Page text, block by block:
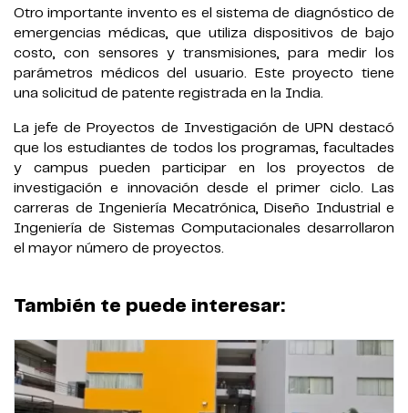
Otro importante invento es el sistema de diagnóstico de
emergencias médicas, que utiliza dispositivos de bajo
costo, con sensores y transmisiones, para medir los
parámetros médicos del usuario. Este proyecto tiene
una solicitud de patente registrada en la India.
La jefe de Proyectos de Investigación de UPN destacó
que los estudiantes de todos los programas, facultades
y campus pueden participar en los proyectos de
investigación e innovación desde el primer ciclo. Las
carreras de Ingeniería Mecatrónica, Diseño Industrial e
Ingeniería de Sistemas Computacionales desarrollaron
el mayor número de proyectos.
También te puede interesar: